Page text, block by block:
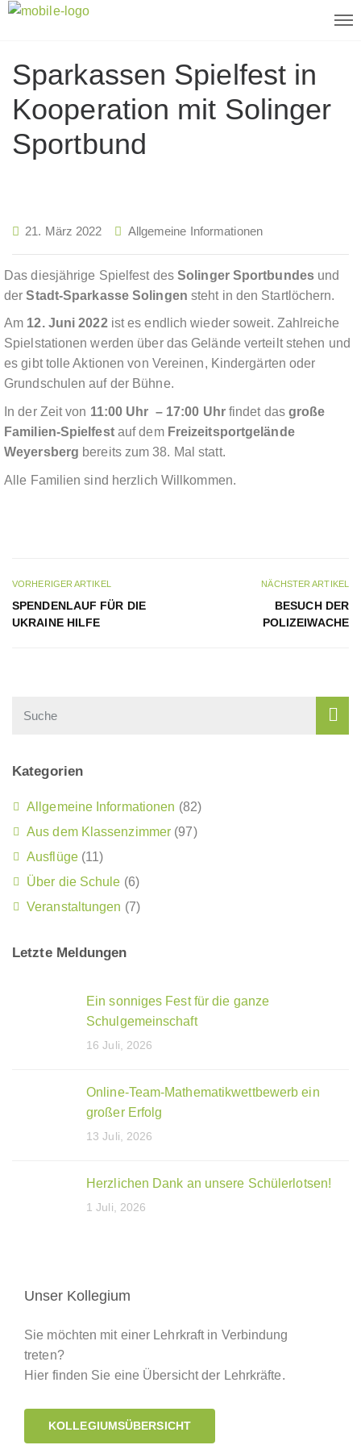
Sparkassen Spielfest in
Kooperation mit Solinger
Sportbund
21. März 2022 Allgemeine Informationen
Das diesjährige Spielfest des Solinger Sportbundes und
derStadt-Sparkasse Solingen steht in den Startlöchern.
Am 12. Juni 2022ist es endlich wieder soweit. Zahlreiche
Spielstationen werden über das Gelände verteilt stehen und
es gibt tolle Aktionen von Vereinen, Kindergärten oder
Grundschulen auf der Bühne.
In der Zeit von 11:00 Uhr – 17:00 Uhrfindet dasgroße
Familien-Spielfestauf dem Freizeitsportgelände
Weyersberg bereits zum 38. Mal statt.
Alle Familien sind herzlich Willkommen.
VORHERIGER ARTIKEL
SPENDENLAUF FÜR DIE
UKRAINE HILFE
NÄCHSTER ARTIKEL
BESUCH DER
POLIZEIWACHE
Kategorien
Allgemeine Informationen (82)
Aus dem Klassenzimmer (97)
Ausflüge(11)
Über die Schule (6)
Veranstaltungen (7)
Letzte Meldungen
Ein sonniges Fest für die ganze
Schulgemeinschaft
16 Juli, 2026
Online-Team-Mathematikwettbewerb ein
großer Erfolg
13 Juli, 2026
Herzlichen Dank an unsere Schülerlotsen!
1 Juli, 2026
Unser Kollegium
Sie möchten mit einer Lehrkraft in Verbindung
treten?
Hier finden Sie eine Übersicht der Lehrkräfte.
KOLLEGIUMSÜBERSICHT